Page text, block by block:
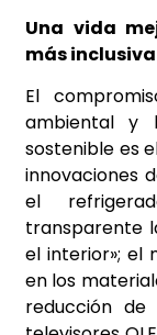
Una vida
más inclusiva
El
ambiental y
sostenible es
innovaciones
el
transparente
el interior»; el
en los
reducción